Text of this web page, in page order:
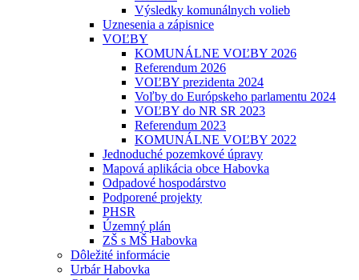
Výsledky komunálnych volieb
Uznesenia a zápisnice
VOĽBY
KOMUNÁLNE VOĽBY 2026
Referendum 2026
VOĽBY prezidenta 2024
Voľby do Európskeho parlamentu 2024
VOĽBY do NR SR 2023
Referendum 2023
KOMUNÁLNE VOĽBY 2022
Jednoduché pozemkové úpravy
Mapová aplikácia obce Habovka
Odpadové hospodárstvo
Podporené projekty
PHSR
Územný plán
ZŠ s MŠ Habovka
Dôležité informácie
Urbár Habovka